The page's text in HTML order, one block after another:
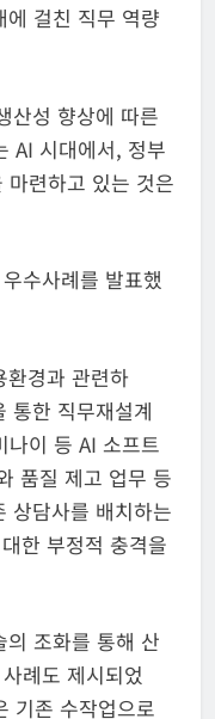
걸친 직무 역량
산성 향상에 따른
AI 시대에서, 정부
마련하고 있는 것은
수사례를 발표했
환경과 관련하
통한 직무재설계
나이 등 AI 소프트
품질 제고 업무 등
상담사를 배치하는
한 부정적 충격을
조화를 통해 산
례도 제시되었
기존 수작업으로